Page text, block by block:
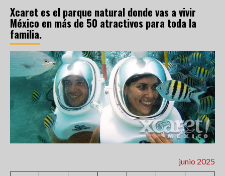
Xcaret es el parque natural donde vas a vivir
México en más de 50 atractivos para toda la
familia.
junio 2025